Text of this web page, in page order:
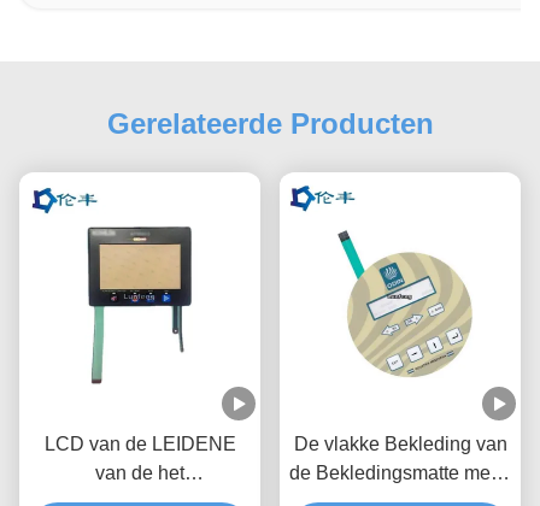
Gerelateerde Producten
LCD van de LEIDENE
van de het
Membraanschakelaar
De vlakke Bekleding van
de Bekledingsmatte metal
dome touch panel van de